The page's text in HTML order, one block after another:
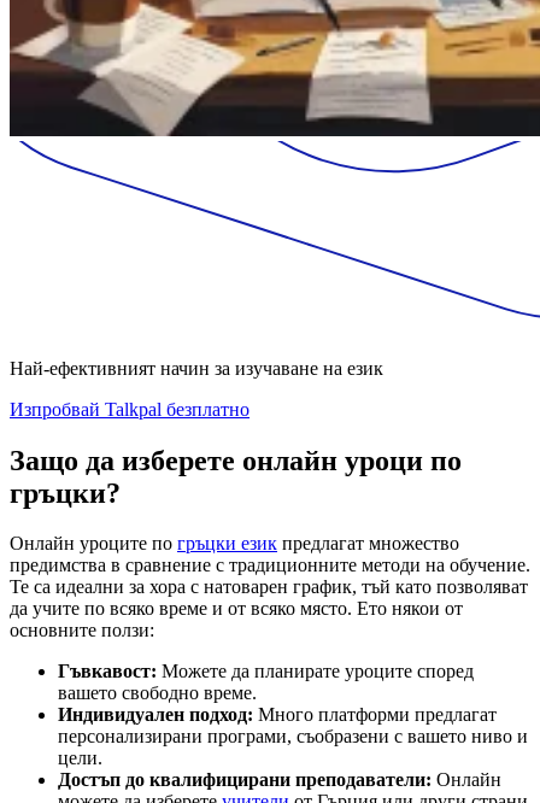
Най-ефективният начин за изучаване на език
Изпробвай Talkpal безплатно
Защо да изберете онлайн уроци по
гръцки?
Онлайн уроците по гръцки език предлагат множество
предимства в сравнение с традиционните методи на обучение.
Те са идеални за хора с натоварен график, тъй като позволяват
да учите по всяко време и от всяко място. Ето някои от
основните ползи:
Гъвкавост: Можете да планирате уроците според
вашето свободно време.
Индивидуален подход: Много платформи предлагат
персонализирани програми, съобразени с вашето ниво и
цели.
Достъп до квалифицирани преподаватели: Онлайн